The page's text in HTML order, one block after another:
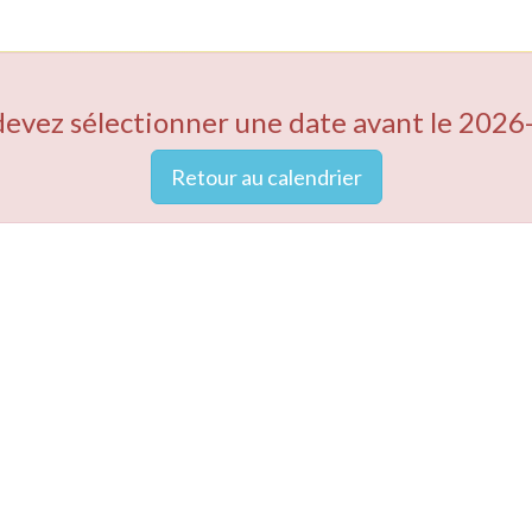
sélectionner une date avant le
Retour au calendrier